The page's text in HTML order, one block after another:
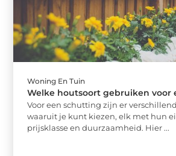
Woning En Tuin
Welke houtsoort gebruiken voor
Voor een schutting zijn er
waaruit je kunt kiezen, elk met hun
prijsklasse en duurzaamheid. Hier ...